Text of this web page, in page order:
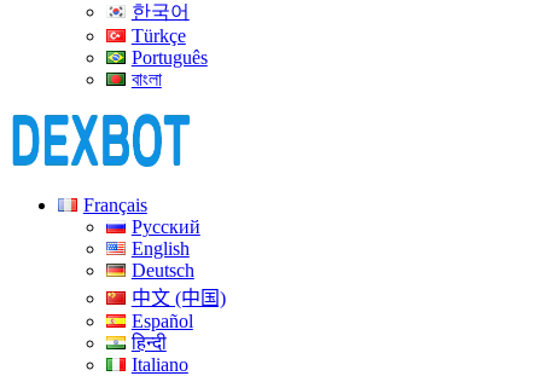
한국어
Türkçe
Português
বাংলা
Français
Русский
English
Deutsch
中文 (中国)
Español
हिन्दी
Italiano